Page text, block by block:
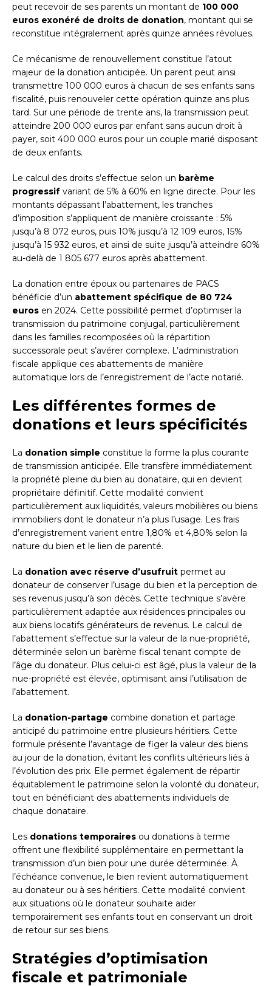
peut recevoir de ses parents un montant de 100 000
euros exonéré de droits de donation, montant qui se
reconstitue intégralement après quinze années révolues.
Ce mécanisme de renouvellement constitue l’atout
majeur de la donation anticipée. Un parent peut ainsi
transmettre 100 000 euros à chacun de ses enfants sans
fiscalité, puis renouveler cette opération quinze ans plus
tard. Sur une période de trente ans, la transmission peut
atteindre 200 000 euros par enfant sans aucun droit à
payer, soit 400 000 euros pour un couple marié disposant
de deux enfants.
Le calcul des droits s’effectue selon un barème
progressif variant de 5% à 60% en ligne directe. Pour les
montants dépassant l’abattement, les tranches
d’imposition s’appliquent de manière croissante : 5%
jusqu’à 8 072 euros, puis 10% jusqu’à 12 109 euros, 15%
jusqu’à 15 932 euros, et ainsi de suite jusqu’à atteindre 60%
au-delà de 1 805 677 euros après abattement.
La donation entre époux ou partenaires de PACS
bénéficie d’un abattement spécifique de 80 724
euros en 2024. Cette possibilité permet d’optimiser la
transmission du patrimoine conjugal, particulièrement
dans les familles recomposées où la répartition
successorale peut s’avérer complexe. L’administration
fiscale applique ces abattements de manière
automatique lors de l’enregistrement de l’acte notarié.
Les différentes formes de
donations et leurs spécificités
La donation simple constitue la forme la plus courante
de transmission anticipée. Elle transfère immédiatement
la propriété pleine du bien au donataire, qui en devient
propriétaire définitif. Cette modalité convient
particulièrement aux liquidités, valeurs mobilières ou biens
immobiliers dont le donateur n’a plus l’usage. Les frais
d’enregistrement varient entre 1,80% et 4,80% selon la
nature du bien et le lien de parenté.
La donation avec réserve d’usufruit permet au
donateur de conserver l’usage du bien et la perception de
ses revenus jusqu’à son décès. Cette technique s’avère
particulièrement adaptée aux résidences principales ou
aux biens locatifs générateurs de revenus. Le calcul de
l’abattement s’effectue sur la valeur de la nue-propriété,
déterminée selon un barème fiscal tenant compte de
l’âge du donateur. Plus celui-ci est âgé, plus la valeur de la
nue-propriété est élevée, optimisant ainsi l’utilisation de
l’abattement.
La donation-partage combine donation et partage
anticipé du patrimoine entre plusieurs héritiers. Cette
formule présente l’avantage de figer la valeur des biens
au jour de la donation, évitant les conflits ultérieurs liés à
l’évolution des prix. Elle permet également de répartir
équitablement le patrimoine selon la volonté du donateur,
tout en bénéficiant des abattements individuels de
chaque donataire.
Les donations temporaires ou donations à terme
offrent une flexibilité supplémentaire en permettant la
transmission d’un bien pour une durée déterminée. À
l’échéance convenue, le bien revient automatiquement
au donateur ou à ses héritiers. Cette modalité convient
aux situations où le donateur souhaite aider
temporairement ses enfants tout en conservant un droit
de retour sur ses biens.
Stratégies d’optimisation
fiscale et patrimoniale